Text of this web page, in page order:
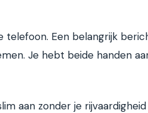
telefoon. Een belangrijk
Je hebt beide handen
aan zonder je